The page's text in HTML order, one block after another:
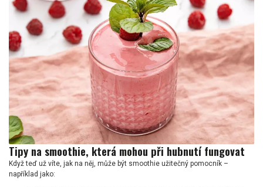
Tipy na smoothie, která mohou při hubnutí fungovat
Když teď už víte, jak na něj, může být smoothie užitečný pomocník –
například jako: